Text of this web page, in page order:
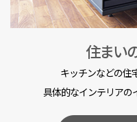
住まい
キッチンなどの住
具体的なインテリアの